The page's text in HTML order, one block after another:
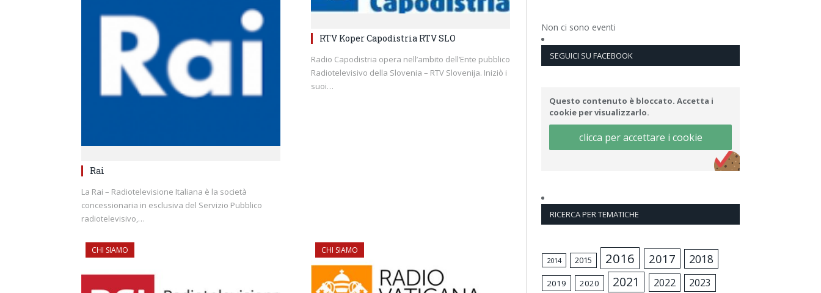
Rai
La Rai – Radiotelevisione Italiana è la società
concessionaria in esclusiva del Servizio Pubblico
radiotelevisivo,…
RTV Koper Capodistria RTV SLO
Radio Capodistria opera nell’ambito dell’Ente pubblico
Radiotelevisivo della Slovenia – RTV Slovenija. Iniziò i
suoi…
CHI SIAMO CHI SIAMO
Non ci sono eventi
SEGUICI SU FACEBOOK
Questo contenuto è bloccato. Accetta i
cookie per visualizzarlo.
clicca per accettare i cookie
RICERCA PER TEMATICHE
2014 2015 2016 2017 2018
2019 2020 2021 2022 2023